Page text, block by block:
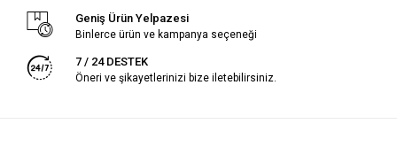
Geniş Ürün Yelpazesi
Binlerce ürün ve kampanya seçeneği
7 / 24 DESTEK
Öneri ve şikayetlerinizi bize iletebilirsiniz.